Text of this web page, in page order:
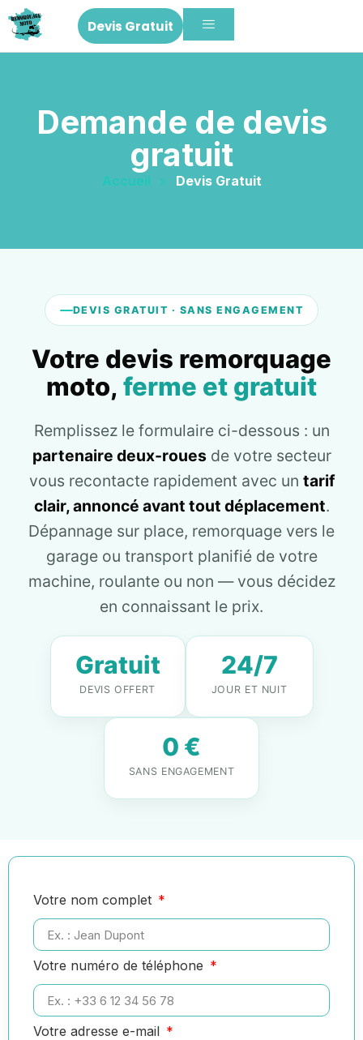
Devis Gratuit
Demande de devis
gratuit
Accueil » Devis Gratuit
DEVIS GRATUIT · SANS ENGAGEMENT
Votre devis remorquage
moto, ferme et gratuit
Remplissez le formulaire ci-dessous : un
partenaire deux-rouesde votre secteur
vous recontacte rapidement avec un tarif
clair, annoncé avant tout déplacement.
Dépannage sur place, remorquage vers le
garage ou transport planifié de votre
machine, roulante ou non — vous décidez
en connaissant le prix.
Gratuit
DEVIS OFFERT
24/7
JOUR ET NUIT
0 €
SANS ENGAGEMENT
Votre nom complet
Votre numéro de téléphone
Votre adresse e-mail